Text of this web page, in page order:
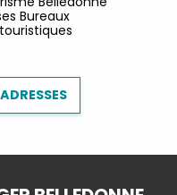
Bureaux